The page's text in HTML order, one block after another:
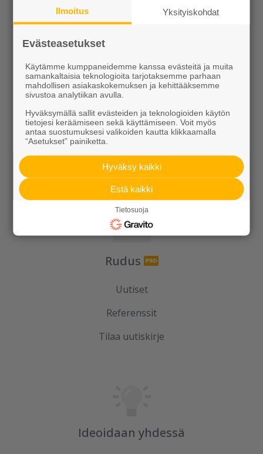
Kaivot ja putket
Infraelementit
Porraselementit
Julkisivuelementit
Elpo-hormit
Louhinta, murskaus, esirakentaminen
Kierrätys
Rudus
Uutiset
Referenssit
Tilaa uutiskirje
Ideoidaan yhdessä
Ilmoitus Yksityiskohdat
Evästeasetukset
Käytämme kumppaneidemme kanssa evästeitä ja muita
samankaltaisia teknologioita tarjotaksemme parhaan
mahdollisen asiakaskokemuksen ja kehittääksemme
sivustoa analytiikan avulla.
Hyväksymällä sallit evästeiden ja teknologioiden käytön
tietojesi keräämiseen sekä käyttämiseen. Voit myös
antaa suostumuksesi valikoiden kautta klikkaamalla
“Asetukset” painiketta.
Hyväksy kaikki
Estä kaikki
Tietosuoja